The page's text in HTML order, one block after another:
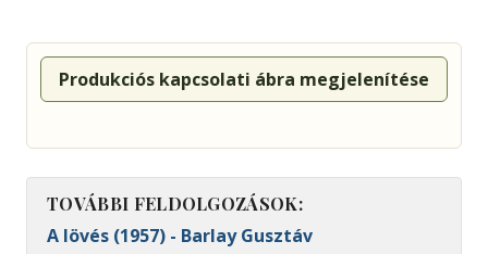
Produkciós kapcsolati ábra megjelenítése
TOVÁBBI FELDOLGOZÁSOK:
A lövés (1957) - Barlay Gusztáv